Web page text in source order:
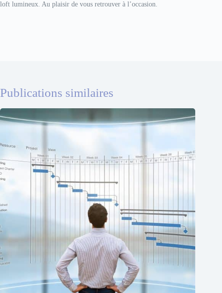
loft lumineux. Au plaisir de vous retrouver à l’occasion.
Publications similaires